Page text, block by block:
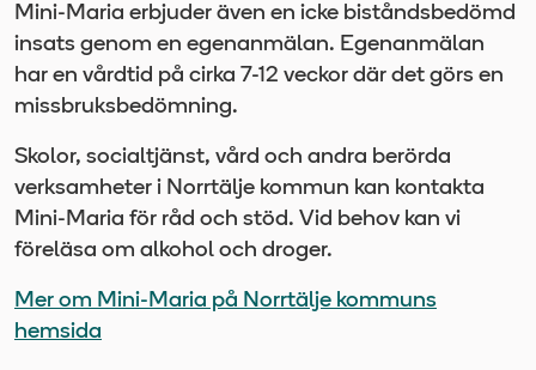
Mini-Maria erbjuder även en icke biståndsbedömd
insats genom en egenanmälan. Egenanmälan
har en vårdtid på cirka 7-12 veckor där det görs en
missbruksbedömning.
Skolor, socialtjänst, vård och andra berörda
verksamheter i Norrtälje kommun kan kontakta
Mini-Maria för råd och stöd. Vid behov kan vi
föreläsa om alkohol och droger.
Mer om Mini-Maria på Norrtälje kommuns
hemsida